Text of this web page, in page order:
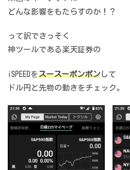
どんな影響をもたらすのか！？
って訳でさっそく
神ツールである楽天証券の
iSPEEDをスースーポンポンして
ドル円と先物の動きをチェック。